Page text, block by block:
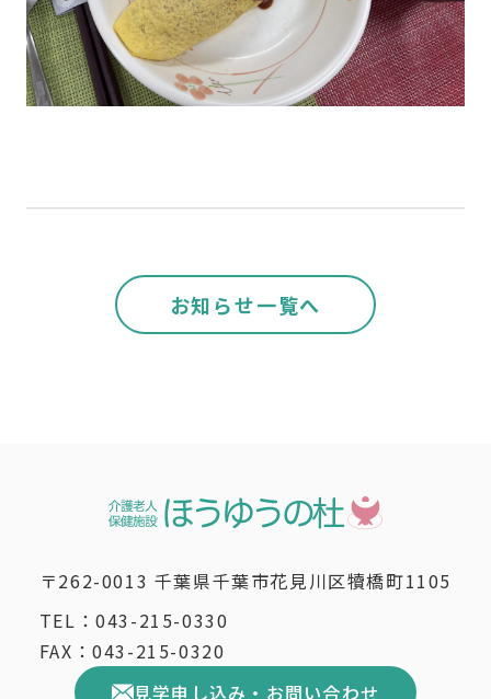
お知らせ一覧へ
〒262-0013 千葉県千葉市花見川区犢橋町1105
TEL：043-215-0330
FAX：043-215-0320
見学申し込み・お問い合わせ